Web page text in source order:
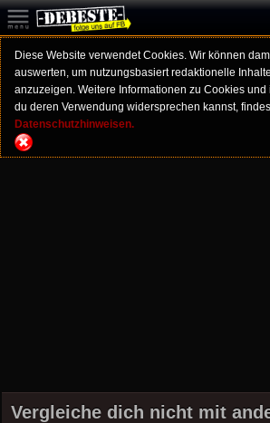
Diese Website verwendet Cookies. Wir können
auswerten, um nutzungsbasiert redaktionelle
anzuzeigen. Weitere Informationen zu Cookies
du deren Verwendung widersprechen kannst,
Datenschutzhinweisen.
Vergleiche dich nicht mit